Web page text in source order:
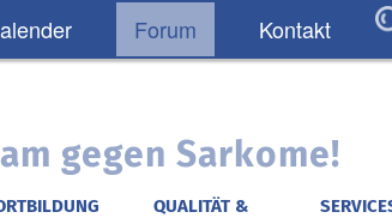
Forum Kontakt
gegen Sarkome!
QUALITÄT &